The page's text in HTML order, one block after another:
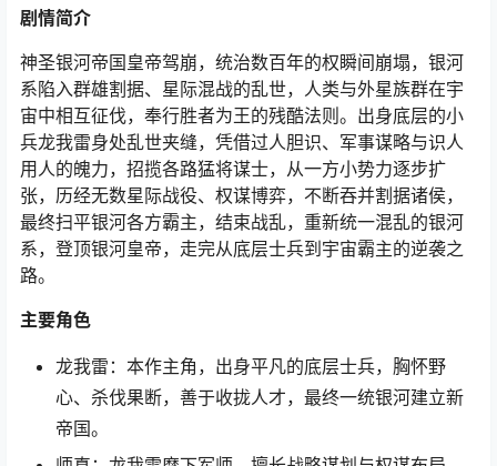
剧情简介
神圣银河帝国皇帝驾崩，统治数百年的权瞬间崩塌，银河
系陷入群雄割据、星际混战的乱世，人类与外星族群在宇
宙中相互征伐，奉行胜者为王的残酷法则。出身底层的小
兵龙我雷身处乱世夹缝，凭借过人胆识、军事谋略与识人
用人的魄力，招揽各路猛将谋士，从一方小势力逐步扩
张，历经无数星际战役、权谋博弈，不断吞并割据诸侯，
最终扫平银河各方霸主，结束战乱，重新统一混乱的银河
系，登顶银河皇帝，走完从底层士兵到宇宙霸主的逆袭之
路。
主要角色
龙我雷：本作主角，出身平凡的底层士兵，胸怀野
心、杀伐果断，善于收拢人才，最终一统银河建立新
帝国。